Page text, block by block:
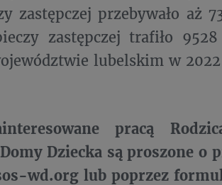
zastępczej przebywało aż
zastępczej trafiło
lubelskim w
pracą
Dziecka są proszone o
wd.org lub poprzez